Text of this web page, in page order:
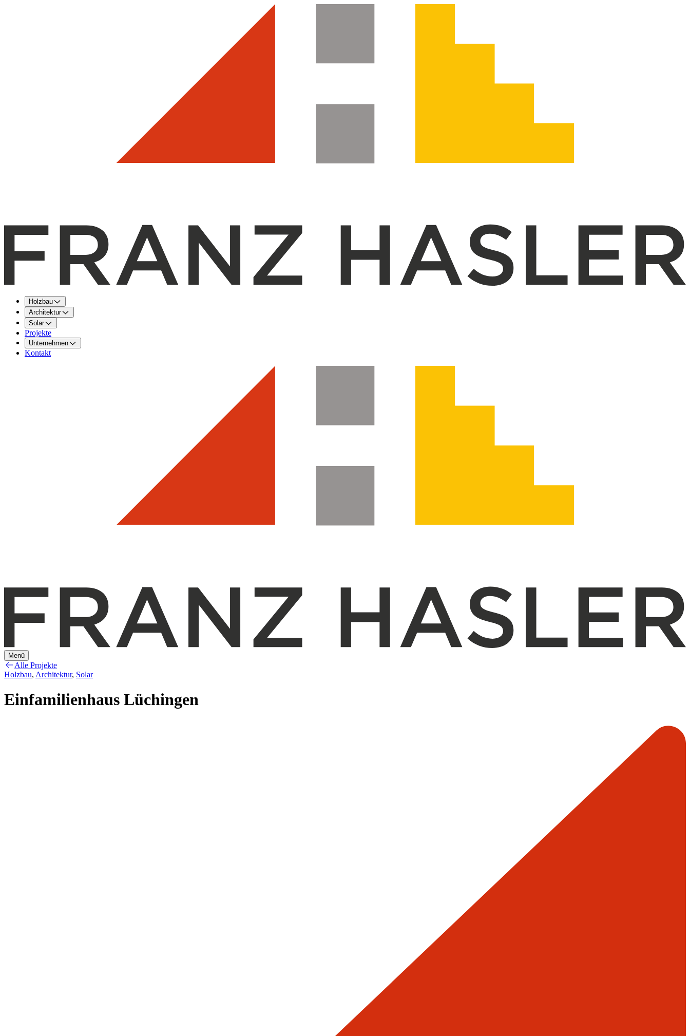
Holzbau
Architektur
Solar
Projekte
Unternehmen
Kontakt
Menü
Alle Projekte
Holzbau, Architektur, Solar
Einfamilienhaus Lüchingen